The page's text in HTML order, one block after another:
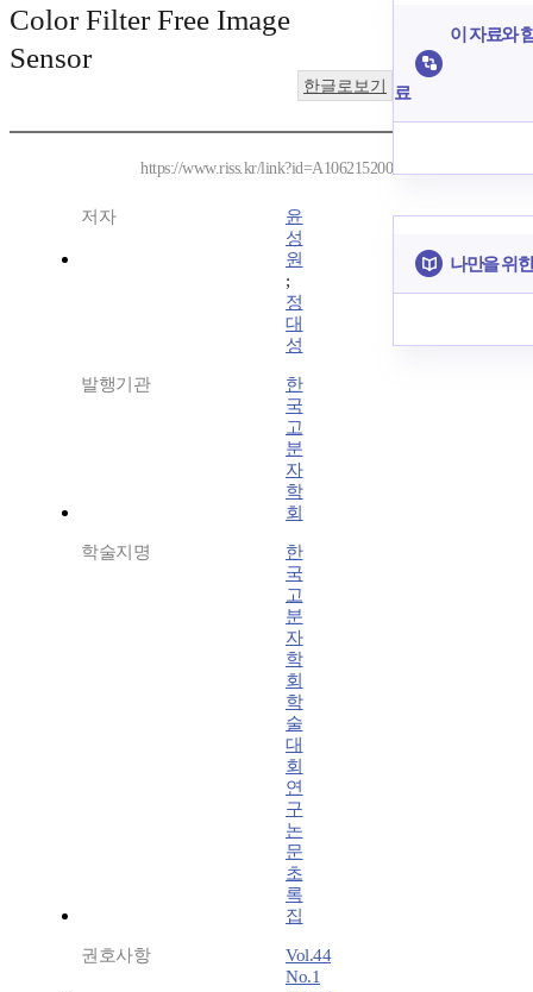
Color Filter Free Image
Sensor
한글로보기
https://www.riss.kr/link?id=A106215200
저자
윤
성
원
;
정
대
성
발행기관
한
국
고
분
자
학
회
학술지명
한
국
고
분
자
학
회
학
술
대
회
연
구
논
문
초
록
집
권호사항
Vol.44
No.1
이 자료와
료
나만을 위